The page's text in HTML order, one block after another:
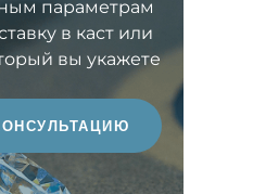
игры. Чем
тем более
параметрам
в каст или
вы укажете